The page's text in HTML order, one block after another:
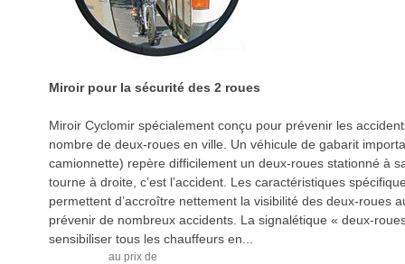
Miroir pour la sécurité des 2 roues
Miroir Cyclomir spécialement conçu pour prévenir les
nombre de deux-roues en ville. Un véhicule de gabarit
camionnette) repère difficilement un deux-roues stationné à
tourne à droite, c’est l’accident. Les caractéristiques
permettent d’accroître nettement la visibilité des deux-roues
prévenir de nombreux accidents. La signalétique « deux-
sensibiliser tous les chauffeurs en...
au prix de